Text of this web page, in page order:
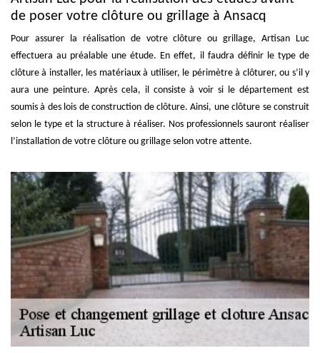
de poser votre clôture ou grillage à Ansacq
Pour assurer la réalisation de votre clôture ou grillage, Artisan Luc
effectuera au préalable une étude. En effet, il faudra définir le type de
clôture à installer, les matériaux à utiliser, le périmètre à clôturer, ou s’il y
aura une peinture. Après cela, il consiste à voir si le département est
soumis à des lois de construction de clôture. Ainsi, une clôture se construit
selon le type et la structure à réaliser. Nos professionnels sauront réaliser
l’installation de votre clôture ou grillage selon votre attente.